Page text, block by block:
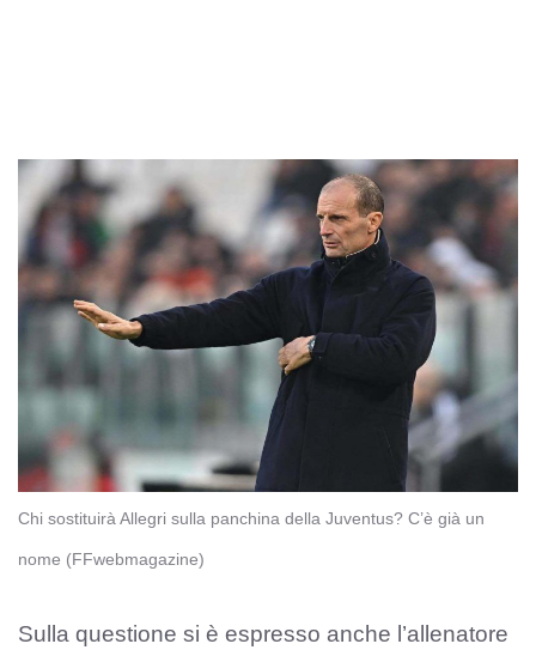
Chi sostituirà Allegri sulla panchina della Juventus? C’è già un
nome (FFwebmagazine)
Sulla questione si è espresso anche l’allenatore